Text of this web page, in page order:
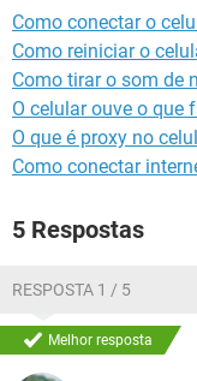
Como conectar o
Como reiniciar o
Como tirar o som de
O celular ouve o que
O que é proxy no
Como conectar
5 Respostas
RESPOSTA 1 / 5
Melhor resposta